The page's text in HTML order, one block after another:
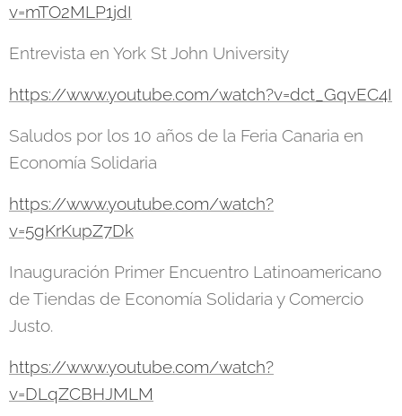
v=mTO2MLP1jdI
Entrevista en York St John University
https://www.youtube.com/watch?v=dct_GqvEC4I
Saludos por los 10 años de la Feria Canaria en
Economía Solidaria
https://www.youtube.com/watch?
v=5gKrKupZ7Dk
Inauguración Primer Encuentro Latinoamericano
de Tiendas de Economía Solidaria y Comercio
Justo.
https://www.youtube.com/watch?
v=DLqZCBHJMLM